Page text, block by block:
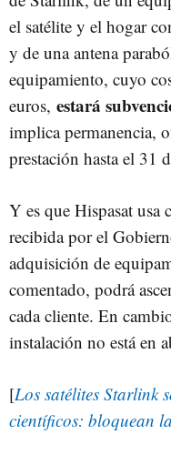
el satélite y el hogar
y de una antena
equipamiento, cuyo
euros, estará
implica permanencia,
prestación hasta el 31
Y es que Hispasat usa
recibida por el
adquisición de
comentado, podrá
cada cliente. En
instalación no está en
[Los satélites Starlink
científicos: bloquean